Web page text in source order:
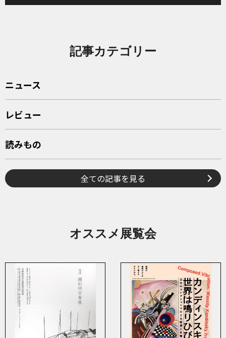
記事カテゴリー
ニュース
レビュー
読みもの
全ての記事を見る
オススメ展覧会